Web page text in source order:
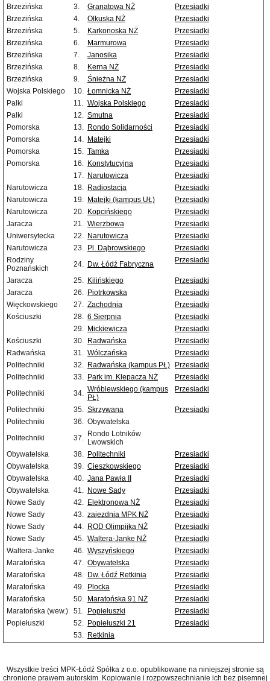
Brzezińska
3. Granatowa NŻ
Przesiadki
Brzezińska
4. Olkuska NŻ
Przesiadki
Brzezińska
5. Karkonoska NŻ
Przesiadki
Brzezińska
6. Marmurowa
Przesiadki
Brzezińska
7. Janosika
Przesiadki
Brzezińska
8. Kerna NŻ
Przesiadki
Brzezińska
9. Śnieżna NŻ
Przesiadki
Wojska Polskiego
10. Łomnicka NŻ
Przesiadki
Palki
11. Wojska Polskiego
Przesiadki
Palki
12. Smutna
Przesiadki
Pomorska
13. Rondo Solidarności
Przesiadki
Pomorska
14. Matejki
Przesiadki
Pomorska
15. Tamka
Przesiadki
Pomorska
16. Konstytucyjna
Przesiadki
17. Narutowicza
Przesiadki
Narutowicza
18. Radiostacja
Przesiadki
Narutowicza
19. Matejki (kampus UŁ)
Przesiadki
Narutowicza
20. Kopcińskiego
Przesiadki
Jaracza
21. Wierzbowa
Przesiadki
Uniwersytecka
22. Narutowicza
Przesiadki
Narutowicza
23. Pl. Dąbrowskiego
Przesiadki
Rodziny
Poznańskich
24. Dw. Łódź Fabryczna Przesiadki
Jaracza 25. Kilińskiego
Przesiadki
Jaracza
26. Piotrkowska
Przesiadki
Więckowskiego
27. Zachodnia
Przesiadki
Kościuszki
28. 6 Sierpnia
Przesiadki
29. Mickiewicza
Przesiadki
Kościuszki
30. Radwańska
Przesiadki
Radwańska
31. Wólczańska
Przesiadki
Politechniki
32. Radwańska (kampus PŁ)
Przesiadki
Politechniki
33. Park im. Klepacza NŻ
Przesiadki
Politechniki
34. Wróblewskiego (kampus
PŁ)
Przesiadki
Politechniki 35. Skrzywana
Przesiadki
Politechniki
36. Obywatelska
Politechniki
37. Rondo Lotników
Lwowskich
Obywatelska
38. Politechniki
Przesiadki
Obywatelska
39. Cieszkowskiego
Przesiadki
Obywatelska
40. Jana Pawła II
Przesiadki
Obywatelska
41. Nowe Sady
Przesiadki
Nowe Sady
42. Elektronowa NŻ
Przesiadki
Nowe Sady
43. zajezdnia MPK NŻ
Przesiadki
Nowe Sady
44. ROD Olimpijka NŻ
Przesiadki
Nowe Sady
45. Waltera-Janke NŻ
Przesiadki
Waltera-Janke
46. Wyszyńskiego
Przesiadki
Maratońska
47. Obywatelska
Przesiadki
Maratońska
48. Dw. Łódź Retkinia
Przesiadki
Maratońska
49. Plocka
Przesiadki
Maratońska
50. Maratońska 91 NŻ
Przesiadki
Maratońska (wew.)
51. Popiełuszki
Przesiadki
Popiełuszki
52. Popiełuszki 21
Przesiadki
53. Retkinia
Wszystkie treści MPK-Łódź Spółka z o.o. opublikowane na niniejszej stronie są
chronione prawem autorskim. Kopiowanie i rozpowszechnianie ich bez pisemnej